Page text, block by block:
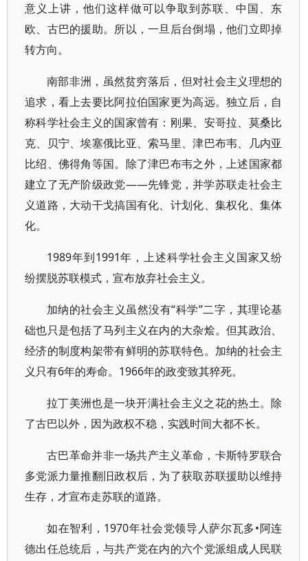
意义上讲，他们这样做可以争取到苏联、中国、东
欧、古巴的援助。所以，一旦后台倒塌，他们立即掉
转方向。
南部非洲，虽然贫穷落后，但对社会主义理想的
追求，看上去要比阿拉伯国家更为高远。独立后，自
称科学社会主义的国家曾有：刚果、安哥拉、莫桑比
克、贝宁、埃塞俄比亚、索马里、津巴布韦、几内亚
比绍、佛得角等国。除了津巴布韦之外，上述国家都
建立了无产阶级政党——先锋党，并学苏联走社会主
义道路，大动干戈搞国有化、计划化、集权化、集体
化。
1989年到1991年，上述科学社会主义国家又纷
纷摆脱苏联模式，宣布放弃社会主义。
加纳的社会主义虽然没有“科学”二字，其理论基
础也只是包括了马列主义在内的大杂烩。但其政治、
经济的制度构架带有鲜明的苏联特色。加纳的社会主
义只有6年的寿命。1966年的政变致其猝死。
拉丁美洲也是一块开满社会主义之花的热土。除
了古巴以外，因为政权不稳，实践时间大都不长。
古巴革命并非一场共产主义革命，卡斯特罗联合
多党派力量推翻旧政权后，为了获取苏联援助以维持
生存，才宣布走苏联的道路。
如在智利，1970年社会党领导人萨尔瓦多•阿连
德出任总统后，与共产党在内的六个党派组成人民联